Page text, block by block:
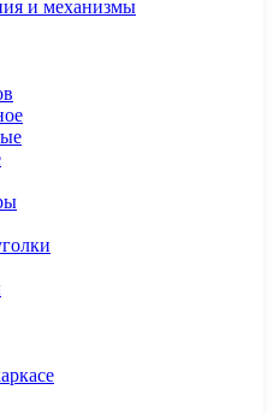
и механизмы